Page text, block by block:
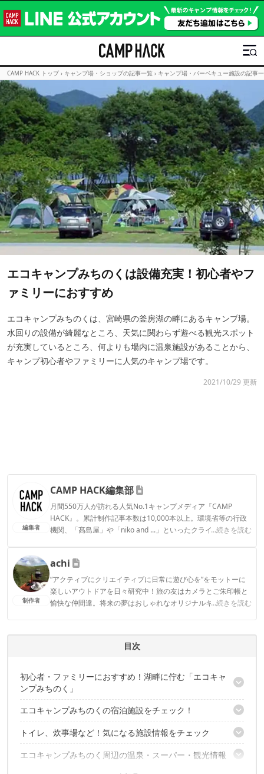
CAMP HACK トップ › キャンプ場・ショップの記事一覧 › キャンプ場・バーベキュー施設の記事
エコキャンプみちのくは設備充実！初心者やフ
ァミリーにおすすめ
エコキャンプみちのくは、宮崎県の釜房湖の畔にあるキャンプ場。
水回りの設備が綺麗なところ、天気に関わらず遊べる観光スポット
が充実しているところ、何よりも場内に温泉施設があることから、
キャンプ初心者やファミリーに人気のキャンプ場です。
2021/10/29 更新
編集者
CAMP HACK編集部
月間550万人が訪れる人気No.1キャンプメディア『CAMP
HACK』。累計制作記事本数は10,000本以上。環境省等の行政
機関、「髙島屋」や「niko and ...」といったクライアントとの
...続きを読む
CAMP HACK編集部のプロフィール
制作者
achi
“アクティブにクリエイティブに日常に遊び心を”をモットーに
楽しいアウトドアを日々研究中！旅の友はカメラとご朱印帳と
愉快な仲間達。将来の夢はおしゃれなオリジナルキャンピング
...続きを読む
目次
初心者・ファミリーにおすすめ！湖畔に佇む「エコキャ
ンプみちのく」
2017年予約時の注意点！
エコキャンプみちのく基本情報
エコキャンプみちのくの宿泊施設をチェック！
オートキャンプサイト
フリーサイト
コテージ
トイレ、炊事場など！気になる施設情報をチェック
トイレ
エコキャンプみちのく周辺の温泉・スーパー・観光情報